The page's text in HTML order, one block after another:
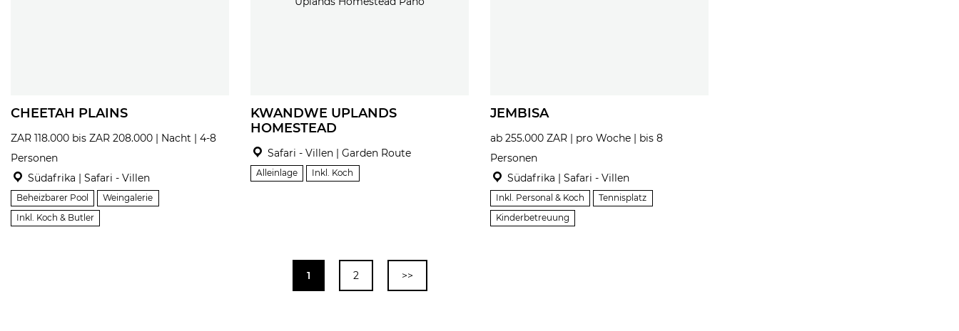
CHEETAH PLAINS
ZAR 118.000 bis ZAR 208.000 | Nacht | 4-8
Personen
Südafrika | Safari - Villen
Beheizbarer Pool
Weingalerie
Inkl. Koch & Butler
KWANDWE UPLANDS
HOMESTEAD
Safari - Villen | Garden Route
Alleinlage Inkl. Koch
JEMBISA
ab 255.000 ZAR | pro Woche | bis 8
Personen
Südafrika | Safari - Villen
Inkl. Personal & Koch
Tennisplatz
Kinderbetreuung
1 2 >>